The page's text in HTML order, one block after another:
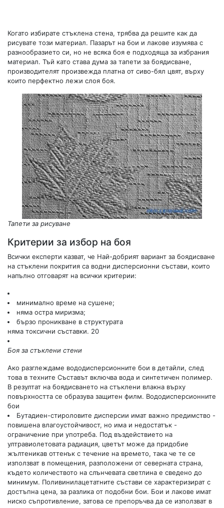
Когато избирате стъклена стена, трябва да решите как да
рисувате този материал. Пазарът на бои и лакове изумява с
разнообразието си, но не всяка боя е подходяща за избрания
материал. Тъй като става дума за тапети за боядисване,
производителят произвежда платна от сиво-бял цвят, върху
които перфектно лежи слоя боя.
Тапети за рисуване
Критерии за избор на боя
Всички експерти казват, че Най-добрият вариант за боядисване
на стъклени покрития са водни дисперсионни състави, които
напълно отговарят на всички критерии:
минимално време на сушене;
няма остра миризма;
бързо проникване в структурата
няма токсични съставки. 20
Боя за стъклени стени
Ако разглеждаме вододисперсионните бои в детайли, след
това в техните Съставът включва вода и синтетичен полимер.
В резултат на боядисването на стъклени влакна върху
повърхността се образува защитен филм. Вододисперсионните
бои
Бутадиен-стироловите дисперсии имат важно предимство -
повишена влагоустойчивост, но има и недостатък -
ограничение при употреба. Под въздействието на
ултравиолетовата радиация, цветът може да придобие
жълтеникав оттенък с течение на времето, така че те се
използват в помещения, разположени от северната страна,
където количеството на слънчевата светлина е сведено до
минимум. Поливинилацетатните състави се характеризират с
достъпна цена, за разлика от подобни бои. Бои и лакове имат
ниско съпротивление, затова се препоръчва да се използват в